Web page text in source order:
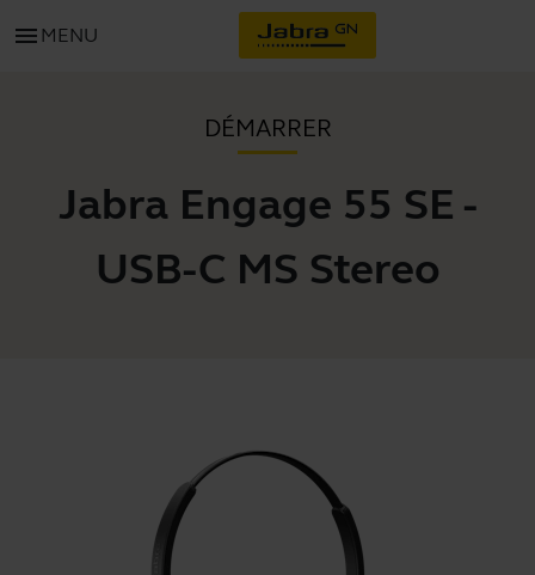
menu MENU
DÉMARRER
Jabra Engage 55 SE -
USB-C MS Stereo